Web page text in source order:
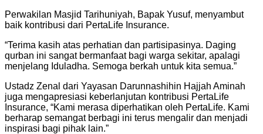
Perwakilan Masjid Tarihuniyah, Bapak Yusuf, menyambut
baik kontribusi dari PertaLife Insurance.
“Terima kasih atas perhatian dan partisipasinya. Daging
qurban ini sangat bermanfaat bagi warga sekitar, apalagi
menjelang Iduladha. Semoga berkah untuk kita semua.”
Ustadz Zenal dari Yayasan Darunnashihin Hajjah Aminah
juga mengapresiasi keberlanjutan kontribusi PertaLife
Insurance, “Kami merasa diperhatikan oleh PertaLife. Kami
berharap semangat berbagi ini terus mengalir dan menjadi
inspirasi bagi pihak lain.”